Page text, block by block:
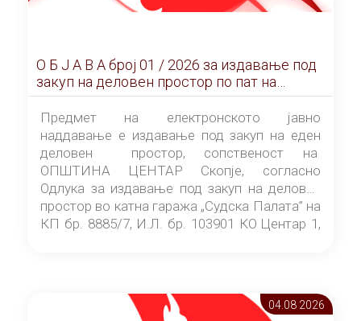
О Б Ј А В А брoj 01 / 2026 за издавање под
закуп на деловен простор по пат на
ЕЛЕКТРОНСКО ЈАВНО НАДДАВАЊЕ
Предмет на електронското јавно
наддавање е издавање под закуп на еден
деловен простор, сопственост на
ОПШТИНА ЦЕНТАР Скопје, согласно
Одлука за издавање под закуп на деловен
простор во катна гаража „Судска Палата” на
КП бр. 8885/7, И.Л. бр. 103901 КО Центар 1,
Скопје” број 9/2026), за времетраење од 3
(три) години од денот на потпишувањето на
04.08 2026